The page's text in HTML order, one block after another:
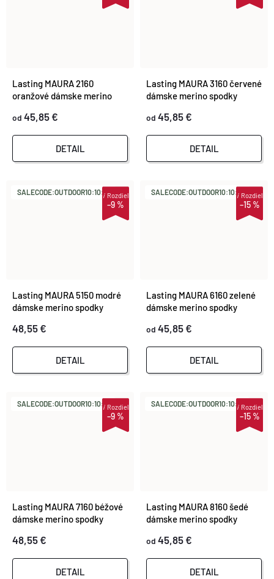
Lasting MAURA 2160
oranžové dámske merino
od 45,85 €
DETAIL
Lasting MAURA 3160 červené
dámske merino spodky
od 45,85 €
DETAIL
SALECODE:OUTDOOR10:10:%
–9 %
iRozdiel
Lasting MAURA 5150 modré
dámske merino spodky
48,55 €
DETAIL
SALECODE:OUTDOOR10:10:%
–15 %
iRozdiel
Lasting MAURA 6160 zelené
dámske merino spodky
od 45,85 €
DETAIL
SALECODE:OUTDOOR10:10:%
–9 %
iRozdiel
Lasting MAURA 7160 béžové
dámske merino spodky
48,55 €
DETAIL
SALECODE:OUTDOOR10:10:%
–15 %
iRozdiel
Lasting MAURA 8160 šedé
dámske merino spodky
od 45,85 €
DETAIL